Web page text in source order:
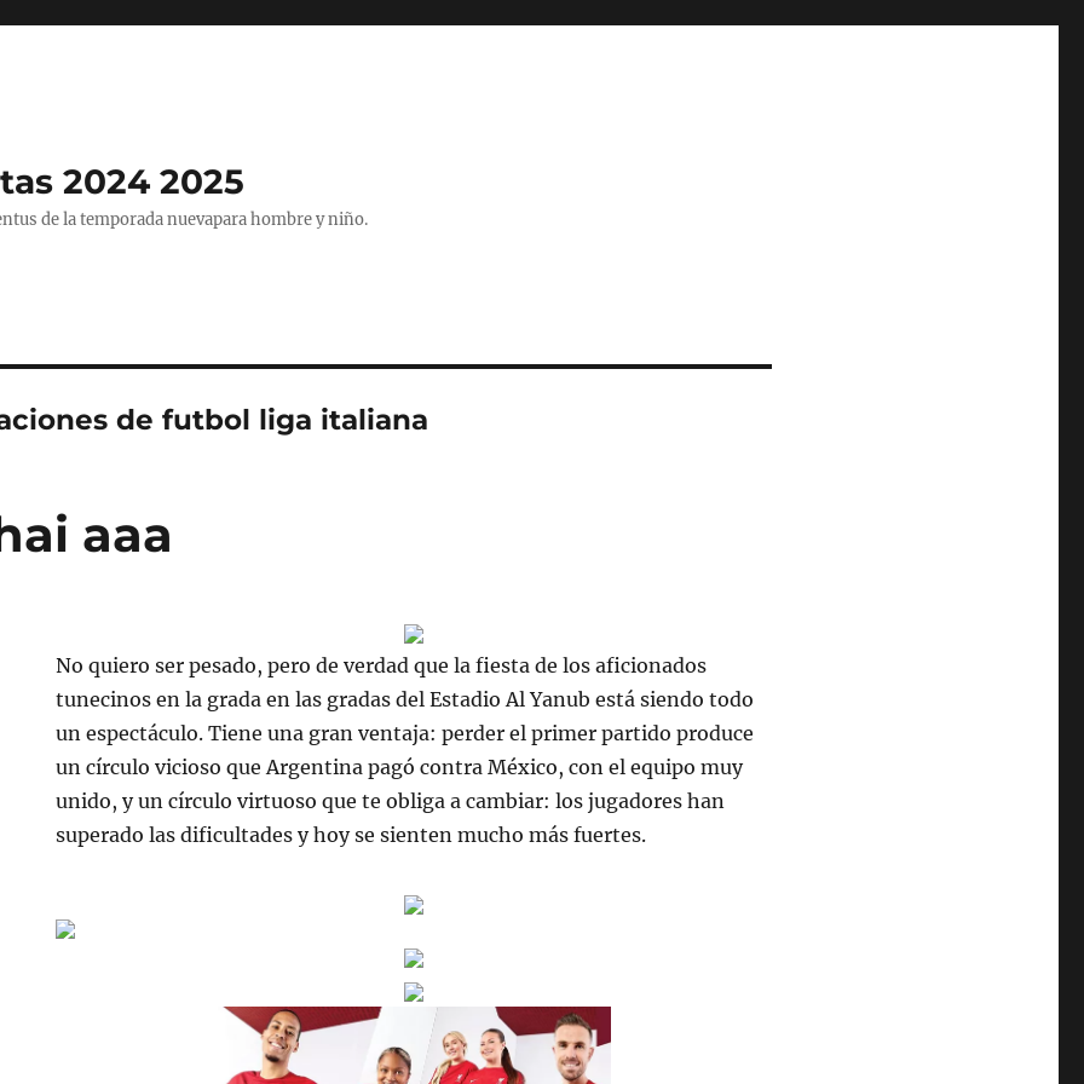
2024 2025
de la temporada nuevapara hombre y niño.
de futbol liga italiana
aaa
No quiero ser pesado, pero de verdad que la fiesta de los aficionados
tunecinos en la grada en las gradas del Estadio Al Yanub está siendo todo
un espectáculo. Tiene una gran ventaja: perder el primer partido produce
un círculo vicioso que Argentina pagó contra México, con el equipo muy
unido, y un círculo virtuoso que te obliga a cambiar: los jugadores han
superado las dificultades y hoy se sienten mucho más fuertes.